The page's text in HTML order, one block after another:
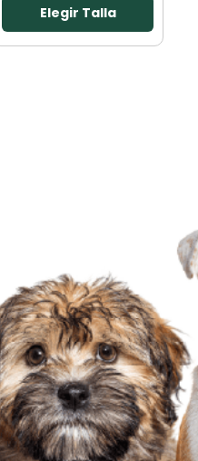
se
pueden
elegir
hasta
29,00€
Elegir Talla